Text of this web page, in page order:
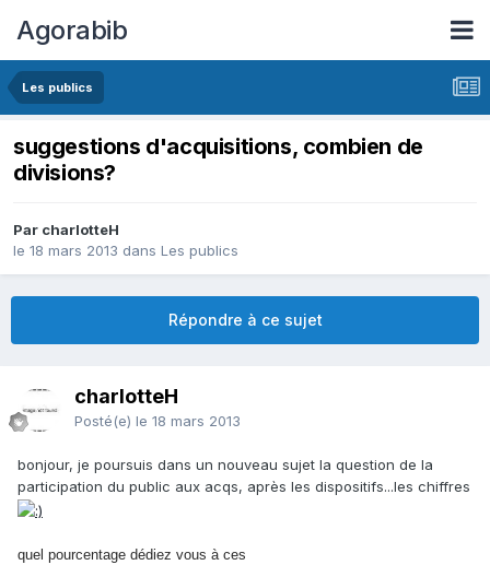
Agorabib
Les publics
suggestions d'acquisitions, combien de
divisions?
Par charlotteH
le 18 mars 2013 dans Les publics
Répondre à ce sujet
charlotteH
Posté(e) le 18 mars 2013
bonjour, je poursuis dans un nouveau sujet la question de la
participation du public aux acqs, après les dispositifs...les chiffres
quel pourcentage dédiez vous à ces